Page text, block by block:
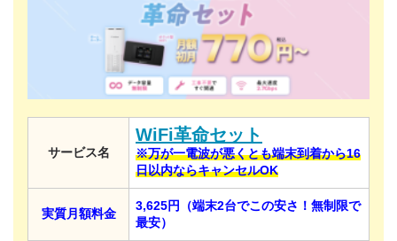
サービス名
WiFi革命セット
※万が一電波が悪くとも端末到着から16
日以内ならキャンセルOK
実質月額料金
3,625円（端末2台でこの安さ！無制限で
最安）